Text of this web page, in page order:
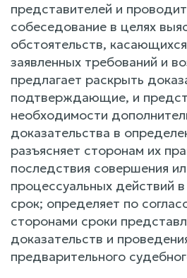
представителей и
собеседование в целях
обстоятельств,
заявленных требований и
предлагает раскрыть
подтверждающие, и
необходимости
доказательства в
разъясняет сторонам их
последствия совершения
процессуальных действий
срок; определяет по
сторонами сроки
доказательств и
предварительного